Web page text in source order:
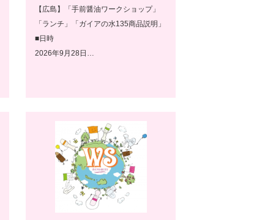
【広島】「手前醤油ワークショップ」
「ランチ」「ガイアの水135商品説明」
■日時
2026年9月28日…